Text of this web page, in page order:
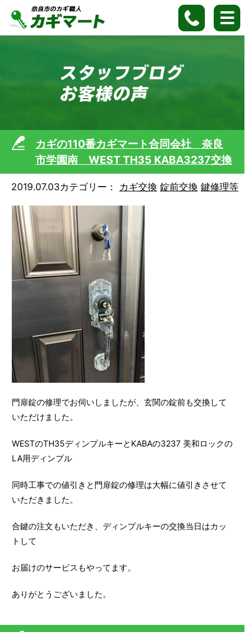
カギの110番カギマート合同会社 奈良
市学園南 WEST TH35 KABA3237交換
2019.07.03カテゴリー： カギ交換 錠前交換 鍵修理等
門扉錠の修理でお伺いしましたが、玄関の錠前も交換して
いただけました。
WESTのTH35ディンプルキーとKABAの3237 美和ロックの
LA用ディンプル
同時工事での値引きと門扉錠の修理は大幅に値引きさせて
いただきました。
合鍵の注文もいただき、ディンプルキーの交換当日はカッ
トして
お届けのサービスもやってます。
ありがとうございました。